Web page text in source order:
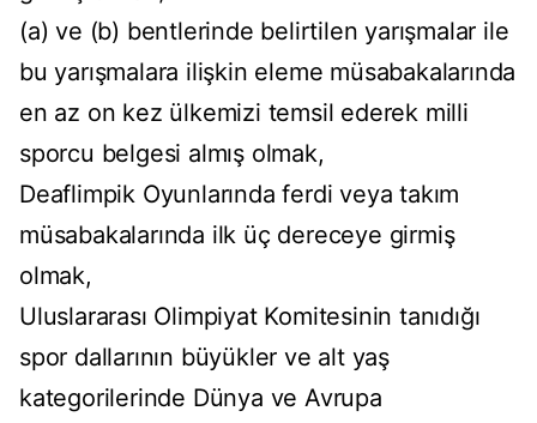
(a) ve (b) bentlerinde belirtilen yarışmalar ile
bu yarışmalara ilişkin eleme müsabakalarında
en az on kez ülkemizi temsil ederek milli
sporcu belgesi almış olmak,
Deaflimpik Oyunlarında ferdi veya takım
müsabakalarında ilk üç dereceye girmiş
olmak,
Uluslararası Olimpiyat Komitesinin tanıdığı
spor dallarının büyükler ve alt yaş
kategorilerinde Dünya ve Avrupa